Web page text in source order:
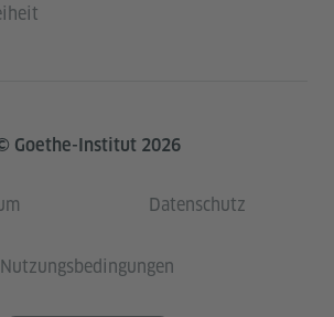
Goethe-Institut 2026
Datenschutz
Nutzungsbedingungen